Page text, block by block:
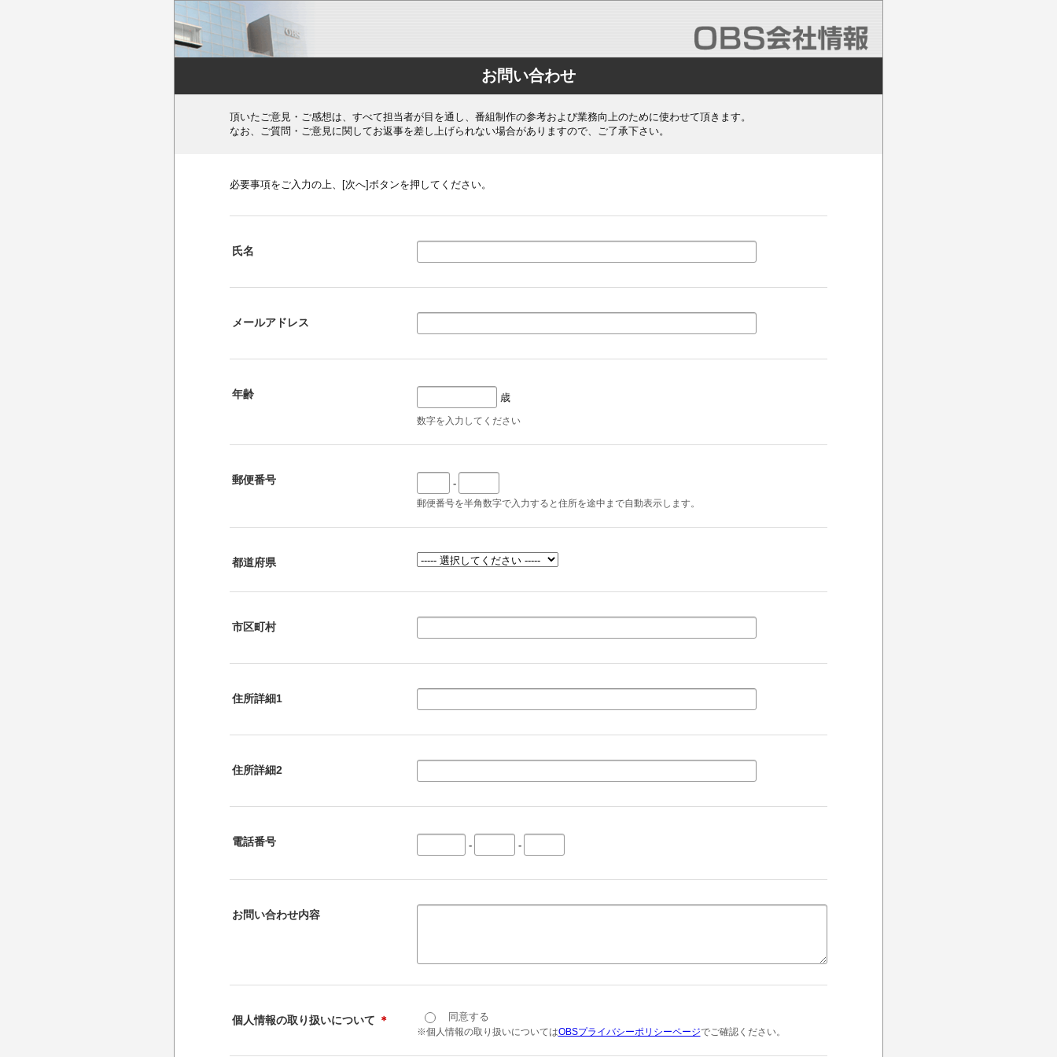
お問い合わせ
頂いたご意見・ご感想は、すべて担当者が目を通し、番組制作の参考および業務向上のために使わせて頂きます。
なお、ご質問・ご意見に関してお返事を差し上げられない場合がありますので、ご了承下さい。
必要事項をご入力の上、[次へ]ボタンを押してください。
氏名
メールアドレス
年齢 歳
数字を入力してください
郵便番号 -
郵便番号を半角数字で入力すると住所を途中まで自動表示します。
都道府県
市区町村
住所詳細1
住所詳細2
電話番号 - -
お問い合わせ内容
個人情報の取り扱いについて ＊ 同意する
※個人情報の取り扱いについてはOBSプライバシーポリシーページでご確認ください。